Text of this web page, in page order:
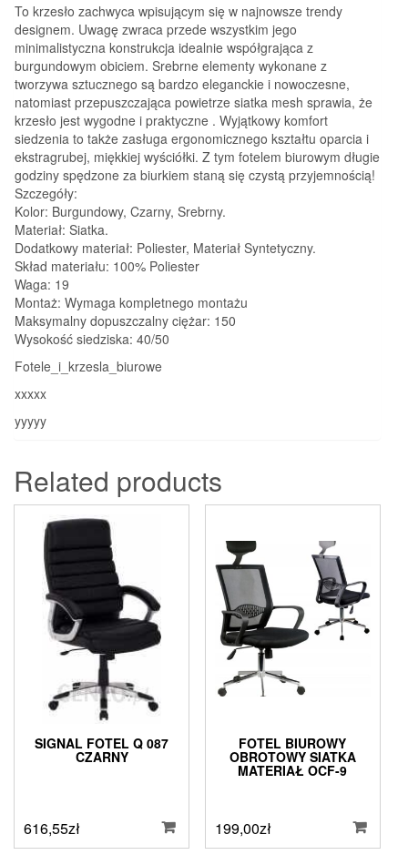
To krzesło zachwyca wpisującym się w najnowsze trendy
designem. Uwagę zwraca przede wszystkim jego
minimalistyczna konstrukcja idealnie współgrająca z
burgundowym obiciem. Srebrne elementy wykonane z
tworzywa sztucznego są bardzo eleganckie i nowoczesne,
natomiast przepuszczająca powietrze siatka mesh sprawia, że
krzesło jest wygodne i praktyczne . Wyjątkowy komfort
siedzenia to także zasługa ergonomicznego kształtu oparcia i
ekstragrubej, miękkiej wyściółki. Z tym fotelem biurowym długie
godziny spędzone za biurkiem staną się czystą przyjemnością!
Szczegóły:
Kolor: Burgundowy, Czarny, Srebrny.
Materiał: Siatka.
Dodatkowy materiał: Poliester, Materiał Syntetyczny.
Skład materiału: 100% Poliester
Waga: 19
Montaż: Wymaga kompletnego montażu
Maksymalny dopuszczalny ciężar: 150
Wysokość siedziska: 40/50
Fotele_i_krzesla_biurowe
xxxxx
yyyyy
Related products
SIGNAL FOTEL Q 087
CZARNY
616,55zł
FOTEL BIUROWY
OBROTOWY SIATKA
MATERIAŁ OCF-9
199,00zł